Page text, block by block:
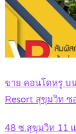
ขาย คอนโดหรู บ
Resort สุขุมวิท ซ
48 ซ.สุขุมวิท 11